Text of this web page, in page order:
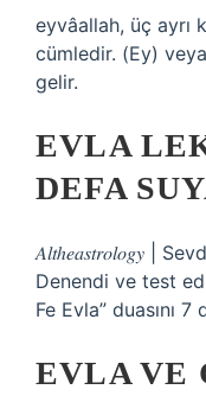
eyvâallah, üç ayrı
cümledir. (Ey)
gelir.
EVLA
DEFA
𝐴𝑙𝑡ℎ𝑒𝑎𝑠𝑡𝑟𝑜𝑙𝑜𝑔𝑦 |
Denendi ve test
Fe Evla” duasını
EVLA VE